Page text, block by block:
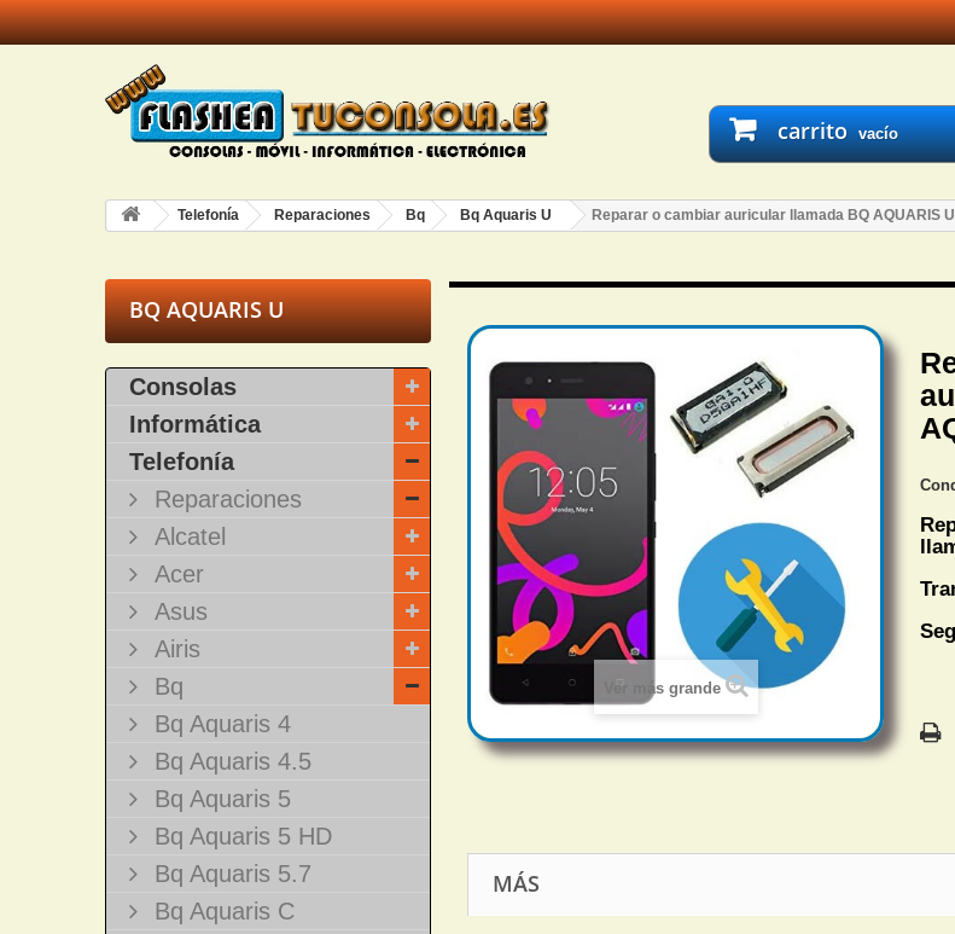
carrito vacío
Telefonía Reparaciones Bq Bq Aquaris U Reparar o cambiar auricular llamada BQ AQUARIS U
BQ AQUARIS U
Consolas
Informática
Telefonía
Reparaciones
Alcatel
Acer
Asus
Airis
Bq
Bq Aquaris 4
Bq Aquaris 4.5
Bq Aquaris 5
Bq Aquaris 5 HD
Bq Aquaris 5.7
Bq Aquaris C
Ver más grande
MÁS